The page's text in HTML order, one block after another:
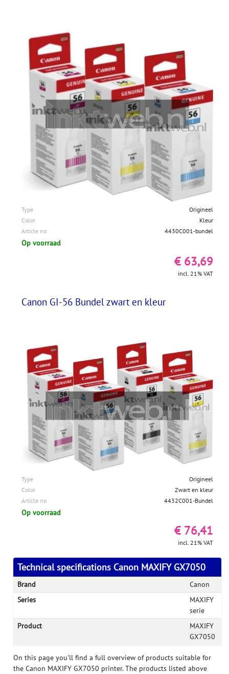
Type
Origineel
Color
Kleur
Article no
4430C001-bundel
Op voorraad
€ 63,69
incl. 21% VAT
Canon GI-56 Bundel zwart en kleur
Type
Origineel
Color
Zwart en kleur
Article no
4432C001-Bundel
Op voorraad
€ 76,41
incl. 21% VAT
Technical specifications Canon MAXIFY GX7050
Brand
Canon
Series
MAXIFY
serie
Product
MAXIFY
GX7050
On this page you'll find a full overview of products suitable for
the Canon MAXIFY GX7050 printer. The products listed above